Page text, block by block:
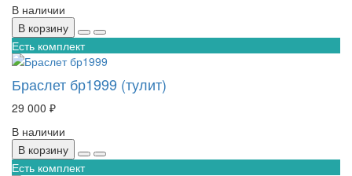
В наличии
В корзину
Есть комплект
Браслет бр1999 (тулит)
29 000 ₽
В наличии
В корзину
Есть комплект